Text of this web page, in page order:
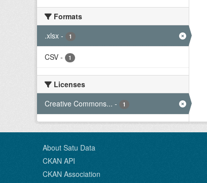
Formats
.xlsx - 1
CSV - 1
Licenses
Creative Commons... - 1
About Satu Data
CKAN API
CKAN Association